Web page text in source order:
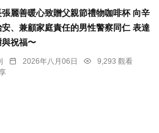
張麗善暖心致贈父親節禮物咖啡杯 向辛
、兼顧家庭責任的男性警察同仁 表達
祝福〜
2026年八月06日
9,293 觀看